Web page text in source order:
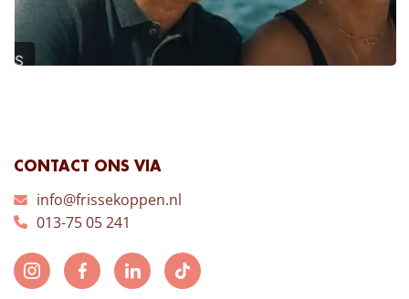
CONTACT ONS VIA
info@frissekoppen.nl
013-75 05 241